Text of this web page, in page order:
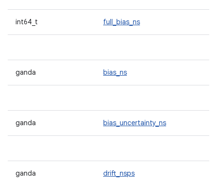
int64_t full_bias_ns
ganda bias_ns
ganda bias_uncertainty_ns
ganda drift_nsps